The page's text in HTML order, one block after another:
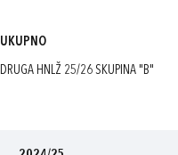
UKUPNO
DRUGA HNLŽ 25/26 SKUPINA "B"